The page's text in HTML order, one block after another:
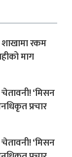
शाखामा रकम
माग
‘मिसन
प्रचार
‘मिसन